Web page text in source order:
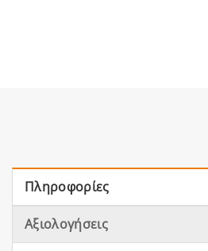
Πληροφορίες
Αξιολογήσεις